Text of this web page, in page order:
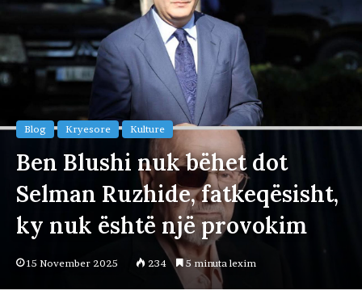
Blog Kryesore Kulture
Ben Blushi nuk bëhet dot
Selman Ruzhide, fatkeqësisht,
ky nuk është një provokim
15 November 2025 234 5 minuta lexim